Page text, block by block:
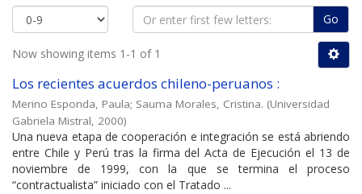
Go
Now showing items 1-1 of 1
Los recientes acuerdos chileno-peruanos :
Merino Esponda, Paula; Sauma Morales, Cristina. (Universidad
Gabriela Mistral, 2000)
Una nueva etapa de cooperación e integración se está abriendo
entre Chile y Perú tras la firma del Acta de Ejecución el 13 de
noviembre de 1999, con la que se termina el proceso
“contractualista” iniciado con el Tratado ...